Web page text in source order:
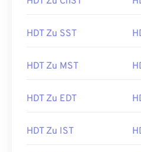
HDT Zu SST
HDT Zu MST
HDT Zu EDT
HDT Zu IST